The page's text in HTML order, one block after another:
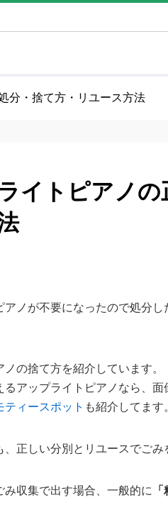
分・捨て方・リユース方法
イトピアノの
ノが不要になったので処分し
の捨て方を紹介しています。
アップライトピアノなら、
ティースポット も紹介してます
正しい分別とリユースでごみ
収集で出す場合、一般的に